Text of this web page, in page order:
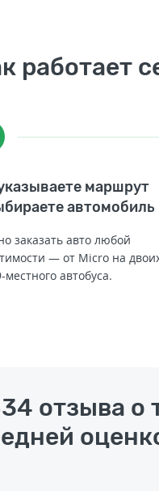
работает
маршрут
автомобиль
заказать авто любой
— от Micro на
местного автобуса.
отзыва о